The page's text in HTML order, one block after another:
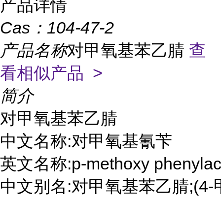
产品详情
Cas： 104-47-2
产品名称对甲氧基苯乙腈 查
看相似产品 >
简介
对甲氧基苯乙腈
中文名称:对甲氧基氰苄
英文名称:p-methoxy
中文别名:对甲氧基苯乙腈